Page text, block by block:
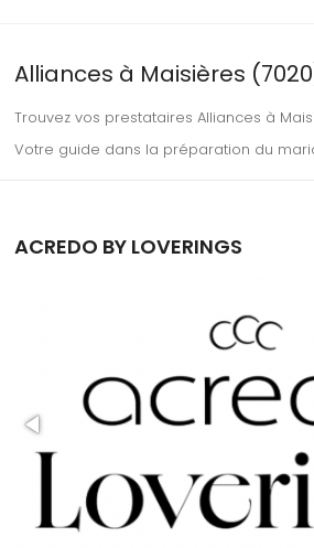
Alliances à Maisières
Trouvez vos prestataires Alliances à
Votre guide dans la préparation du
ACREDO BY LOVERINGS